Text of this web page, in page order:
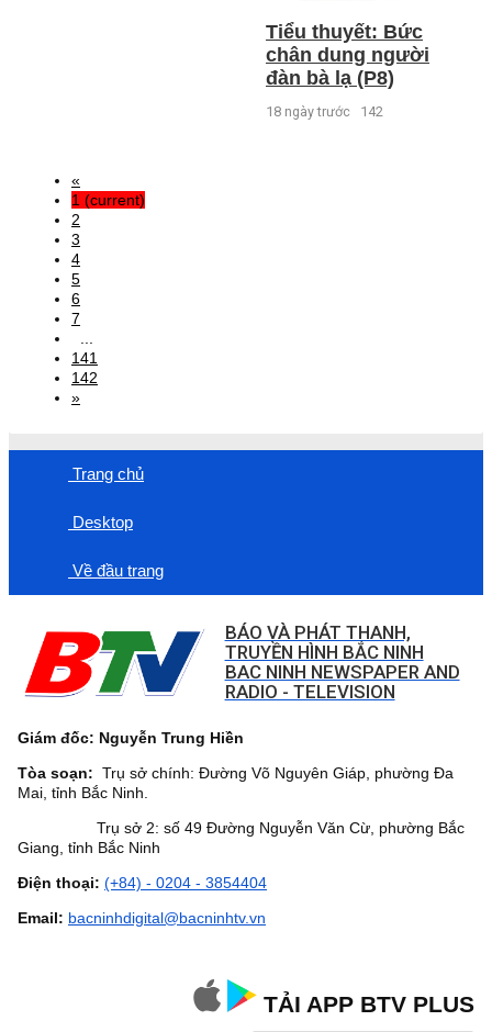
Tiểu thuyết: Bức
chân dung người
đàn bà lạ (P8)
18 ngày trước 142
«
1 (current)
2
3
4
5
6
7
141
142
»
Trang chủ
Desktop
Về đầu trang
BÁO VÀ PHÁT THANH,
TRUYỀN HÌNH BẮC NINH
BAC NINH NEWSPAPER AND
RADIO - TELEVISION
Giám đốc: Nguyễn Trung Hiền
Tòa soạn: Trụ sở chính: Đường Võ Nguyên Giáp, phường Đa
Mai, tỉnh Bắc Ninh.
Trụ sở 2: số 49 Đường Nguyễn Văn Cừ, phường Bắc
Giang, tỉnh Bắc Ninh
Điện thoại: (+84) - 0204 - 3854404
Email: bacninhdigital@bacninhtv.vn
TẢI APP BTV PLUS